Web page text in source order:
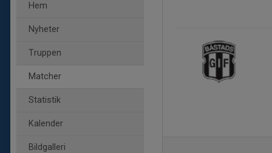
Hem
Nyheter
Truppen
Matcher
Statistik
Kalender
Bildgalleri